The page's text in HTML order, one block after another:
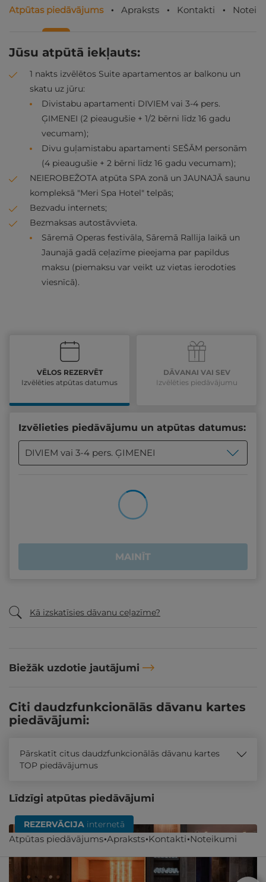
Atpūtas piedāvājums Apraksts Kontakti
Jūsu atpūtā iekļauts:
1 nakts izvēlētos Suite apartamentos ar balkonu un
skatu uz jūru:
Divistabu apartamenti DIVIEM vai 3-4 pers.
ĢIMENEI (2 pieaugušie + 1/2 bērni līdz 16 gadu
vecumam);
Divu guļamistabu apartamenti SEŠĀM personām
(4 pieaugušie + 2 bērni līdz 16 gadu vecumam);
NEIEROBEŽOTA atpūta SPA zonā un JAUNAJĀ saunu
kompleksā "Meri Spa Hotel" telpās;
Bezvadu internets;
Bezmaksas autostāvvieta.
Sāremā Operas festivāla, Sāremā Rallija laikā un
Jaunajā gadā ceļazīme pieejama par papildus
maksu (piemaksu var veikt uz vietas ierodoties
viesnīcā).
VĒLOS REZERVĒT
Izvēlēties atpūtas datumus
DĀVANAI VAI SEV
Izvēlēties piedāvājumu
Izvēlieties piedāvājumu un atpūtas datumus:
DIVIEM vai 3-4 pers. ĢIMENEI
MAINĪT
Kā izskatīsies dāvanu ceļazīme?
Biežāk uzdotie jautājumi
Atpūtas piedāvājums Apraksts Kontakti Noteikumi
Citi daudzfunkcionālās dāvanu kartes
piedāvājumi:
Pārskatīt citus daudzfunkcionālās dāvanu kartes
TOP piedāvājumus
Līdzīgi atpūtas piedāvājumi
REZERVĀCIJA internetā